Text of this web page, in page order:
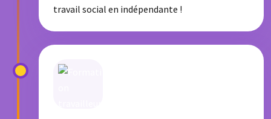
travail social en indépendante !